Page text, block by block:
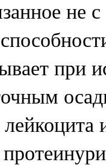
не
при